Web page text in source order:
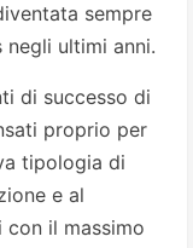
sempre
ultimi anni.
di successo di
proprio per
tipologia di
e al
il massimo